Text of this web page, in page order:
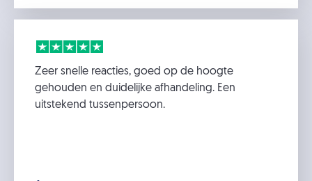
Zeer snelle reacties, goed op de hoogte
gehouden en duidelijke afhandeling. Een
uitstekend tussenpersoon.